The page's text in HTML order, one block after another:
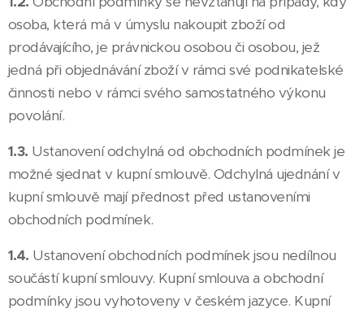
osoba, která má v úmyslu nakoupit zboží od
prodávajícího, je právnickou osobou či osobou, jež
jedná při objednávání zboží v rámci své podnikatelské
činnosti nebo v rámci svého samostatného výkonu
povolání.
1.3. Ustanovení odchylná od obchodních podmínek je
možné sjednat v kupní smlouvě. Odchylná ujednání v
kupní smlouvě mají přednost před ustanoveními
obchodních podmínek.
1.4. Ustanovení obchodních podmínek jsou nedílnou
součástí kupní smlouvy. Kupní smlouva a obchodní
podmínky jsou vyhotoveny v českém jazyce. Kupní